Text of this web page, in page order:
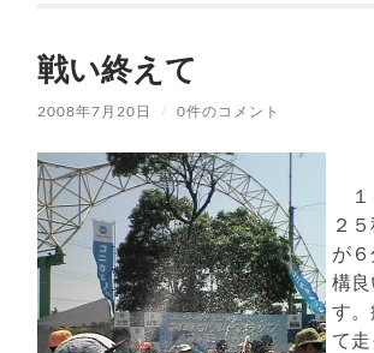
戦い終えて
2008年7月20日 / 0件のコメント
１
２
が
構
す
て